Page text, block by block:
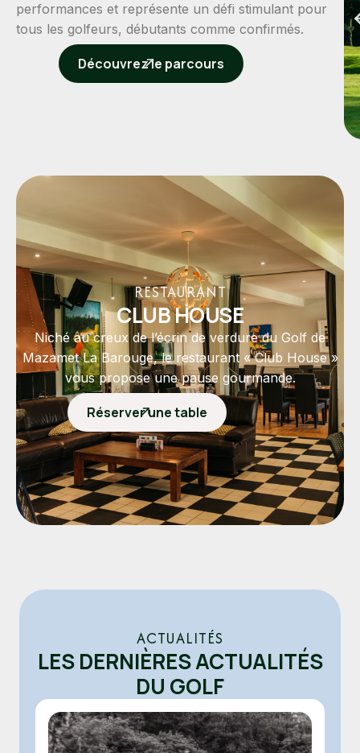
performances et représente un défi stimulant pour
tous les golfeurs, débutants comme confirmés.
Découvrez le parcours
RESTAURANT
CLUB HOUSE
Niché au creux de l’écrin de verdure du Golf de
Mazamet La Barouge, le restaurant « Club House »
vous propose une pause gourmande.
Réserver une table
ACTUALITÉS
LES DERNIÈRES ACTUALITÉS
DU GOLF